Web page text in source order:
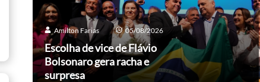
Amilton Farias 05/08/2026
Escolha de vice de Flávio
Bolsonaro gera racha e
surpresa